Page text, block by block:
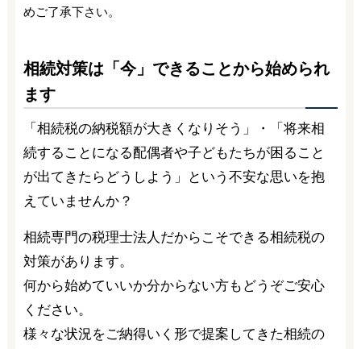
めご了承下さい。
相続対策は「今」できることから始められ
ます
「相続税の納税額が大きくなりそう」・「将来相
続することになる配偶者や子どもたちが困ること
が出てきたらどうしよう」という不安な思いを抱
えていませんか？
相続専門の税理士法人だからこそできる相続税の
対策があります。
何から始めていいか分からない方もどうぞご安心
ください。
様々な状況をご納得いく形で提案してきた相続の